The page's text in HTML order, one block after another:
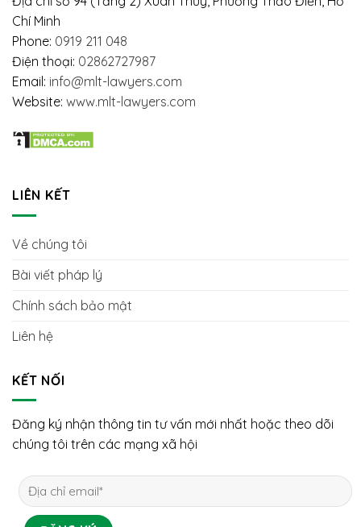
LAO
HẠN
Chí Minh
Phone: 0919 211 048
Điện thoại: 02862727987
Email: info@mlt-lawyers.com
Website: www.mlt-lawyers.com
LIÊN KẾT
Về chúng tôi
Bài viết pháp lý
Chính sách bảo mật
Liên hệ
KẾT NỐI
Đăng ký nhận thông tin tư vấn mới nhất hoặc theo dõi
chúng tôi trên các mạng xã hội